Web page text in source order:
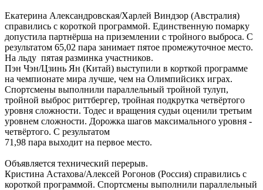
Екатерина Александровская/Харлей Виндзор (Австралия)
справились с короткой программой. Единственную помарку
допустила партнёрша на приземлении с тройного выброса. С
результатом 65,02 пара занимает пятое промежуточное место.
На льду пятая разминка участников.
Пэн Чэн/Цзинь Ян (Китай) выступили в корткой программе
на чемпионате мира лучше, чем на Олимпийсикх играх.
Спортсмены выполнили параллельный тройной тулуп,
тройной выброс риттбергер, тройная подкрутка четвёртого
уровня сложности. Тодес и вращения судьи оценили третьим
уровнем сложности. Дорожка шагов максимального уровня -
четвёртого. С результатом
71,98 пара выходит на первое место.
Объявляется технический перерыв.
Кристина Астахова/Алексей Рогонов (Россия) справились с
короткой программой. Спортсмены выполнили параллельный